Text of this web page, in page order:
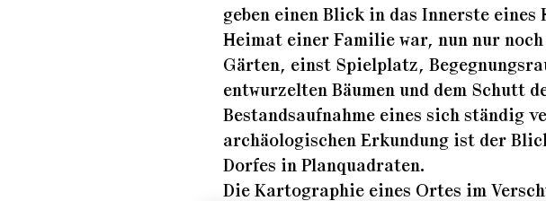
geben einen Blick in das Innerste
Heimat einer Familie war, nun nur noch
Gärten, einst Spielplatz,
entwurzelten Bäumen und dem Schutt
Bestandsaufnahme eines sich ständig
archäologischen Erkundung ist der
Dorfes in Planquadraten.
Die Kartographie eines Ortes im